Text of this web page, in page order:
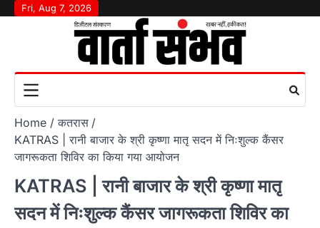
SkipFri, Aug 7, 2026
Home
कतरास
KATRAS | रानी बाजार के श्री कृष्णा मातृ सदन में निःशुल्क कैंसर
जागरूकता शिविर का किया गया आयोजन
KATRAS | रानी बाजार के श्री कृष्णा मातृ
सदन में निःशुल्क कैंसर जागरूकता शिविर का